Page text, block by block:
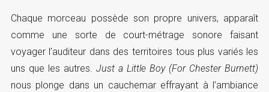
Chaque morceau possède son propre univers, apparaît
comme une sorte de court-métrage sonore faisant
voyager l’auditeur dans des territoires tous plus variés les
uns que les autres. Just a Little Boy (For Chester Burnett)
nous plonge dans un cauchemar effrayant à l’ambiance